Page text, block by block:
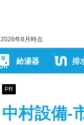
年8月時点
給湯器 排
PR
中村設備-